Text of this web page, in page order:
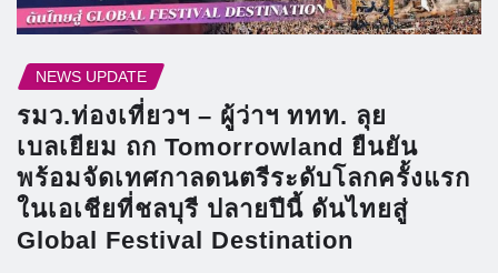
NEWS UPDATE
รมว.ท่องเที่ยวฯ – ผู้ว่าฯ ททท. ลุย
เบลเยียม ถก Tomorrowland ยืนยัน
พร้อมจัดเทศกาลดนตรีระดับโลกครั้งแรก
ในเอเชียที่ชลบุรี ปลายปีนี้ ดันไทยสู่
Global Festival Destination